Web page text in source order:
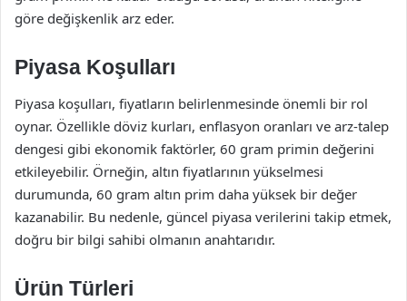
göre değişkenlik arz eder.
Piyasa Koşulları
Piyasa koşulları, fiyatların belirlenmesinde önemli bir rol
oynar. Özellikle döviz kurları, enflasyon oranları ve arz-talep
dengesi gibi ekonomik faktörler, 60 gram primin değerini
etkileyebilir. Örneğin, altın fiyatlarının yükselmesi
durumunda, 60 gram altın prim daha yüksek bir değer
kazanabilir. Bu nedenle, güncel piyasa verilerini takip etmek,
doğru bir bilgi sahibi olmanın anahtarıdır.
Ürün Türleri